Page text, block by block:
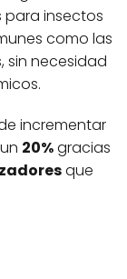
para insectos
como las
sin necesidad
incrementar
20%gracias
que